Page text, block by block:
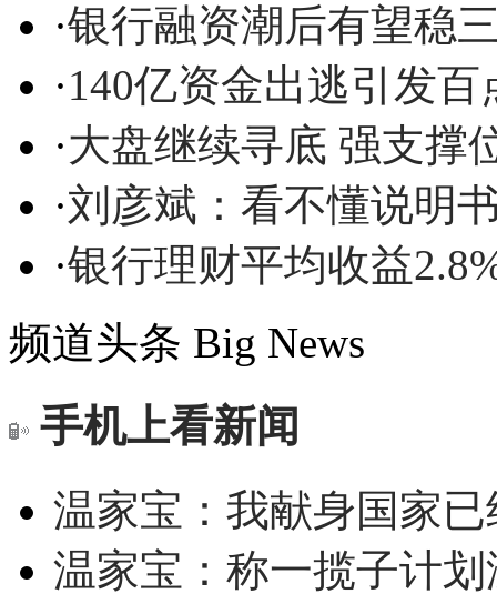
·银行融资潮后有望稳
·140亿资金出逃引发
·大盘继续寻底 强支撑
·刘彦斌：看不懂说明
·银行理财平均收益
频道头条 Big News
手机上看新闻
温家宝：我献身国家
温家宝：称一揽子计